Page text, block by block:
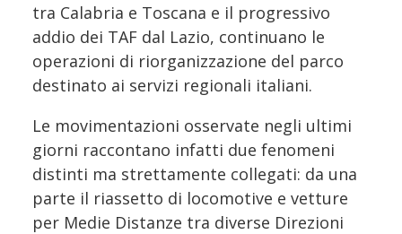
tra Calabria e Toscana e il progressivo
addio dei TAF dal Lazio, continuano le
operazioni di riorganizzazione del parco
destinato ai servizi regionali italiani.
Le movimentazioni osservate negli ultimi
giorni raccontano infatti due fenomeni
distinti ma strettamente collegati: da una
parte il riassetto di locomotive e vetture
per Medie Distanze tra diverse Direzioni